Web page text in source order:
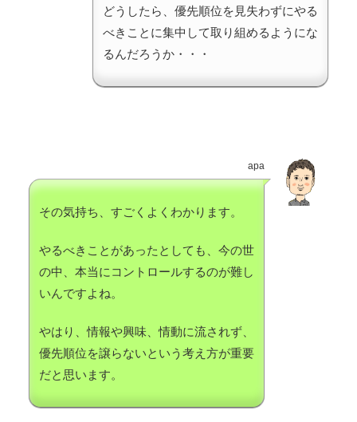
どうしたら、優先順位を見失わずにやる
べきことに集中して取り組めるようにな
るんだろうか・・・
apa
その気持ち、すごくよくわかります。
やるべきことがあったとしても、今の世
の中、本当にコントロールするのが難し
いんですよね。
やはり、情報や興味、情動に流されず、
優先順位を譲らないという考え方が重要
だと思います。